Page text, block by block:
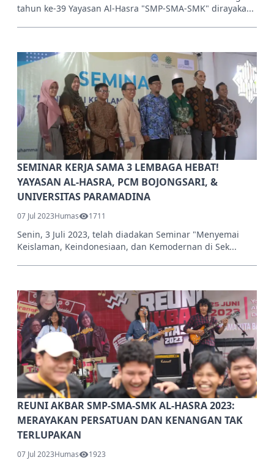
tahun ke-39 Yayasan Al-Hasra "SMP-SMA-SMK" dirayaka...
SEMINAR KERJA SAMA 3 LEMBAGA HEBAT!
YAYASAN AL-HASRA, PCM BOJONGSARI, &
UNIVERSITAS PARAMADINA
07 Jul 2023Humas 1711
Senin, 3 Juli 2023, telah diadakan Seminar "Menyemai
Keislaman, Keindonesiaan, dan Kemodernan di Sek...
REUNI AKBAR SMP-SMA-SMK AL-HASRA 2023:
MERAYAKAN PERSATUAN DAN KENANGAN TAK
TERLUPAKAN
07 Jul 2023Humas 1923